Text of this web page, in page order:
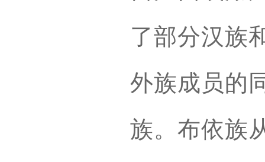
了部分汉族
外族成员的
族。布依族